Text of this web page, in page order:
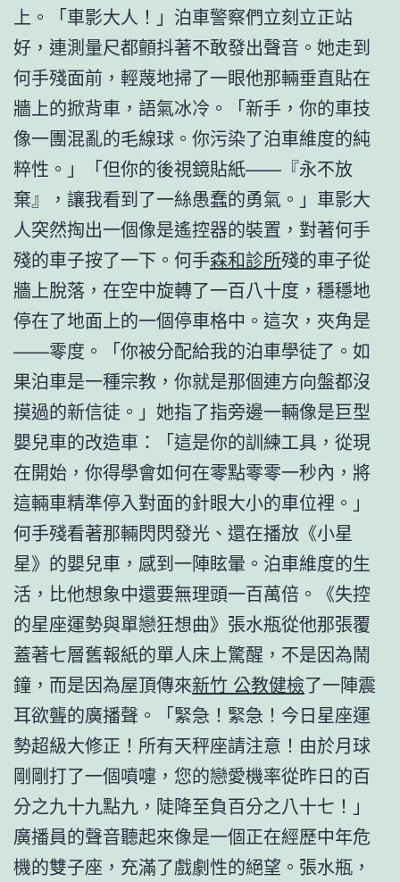
上。「車影大人！」泊車警察們立刻立正站
好，連測量尺都顫抖著不敢發出聲音。她走到
何手殘面前，輕蔑地掃了一眼他那輛垂直貼在
牆上的掀背車，語氣冰冷。「新手，你的車技
像一團混亂的毛線球。你污染了泊車維度的純
粹性。」「但你的後視鏡貼紙——『永不放
棄』，讓我看到了一絲愚蠢的勇氣。」車影大
人突然掏出一個像是遙控器的裝置，對著何手
殘的車子按了一下。何手森和診所殘的車子從
牆上脫落，在空中旋轉了一百八十度，穩穩地
停在了地面上的一個停車格中。這次，夾角是
——零度。「你被分配給我的泊車學徒了。如
果泊車是一種宗教，你就是那個連方向盤都沒
摸過的新信徒。」她指了指旁邊一輛像是巨型
嬰兒車的改造車：「這是你的訓練工具，從現
在開始，你得學會如何在零點零零一秒內，將
這輛車精準停入對面的針眼大小的車位裡。」
何手殘看著那輛閃閃發光、還在播放《小星
星》的嬰兒車，感到一陣眩暈。泊車維度的生
活，比他想象中還要無理頭一百萬倍。《失控
的星座運勢與單戀狂想曲》張水瓶從他那張覆
蓋著七層舊報紙的單人床上驚醒，不是因為鬧
鐘，而是因為屋頂傳來新竹 公教健檢了一陣震
耳欲聾的廣播聲。「緊急！緊急！今日星座運
勢超級大修正！所有天秤座請注意！由於月球
剛剛打了一個噴嚏，您的戀愛機率從昨日的百
分之九十九點九，陡降至負百分之八十七！」
廣播員的聲音聽起來像是一個正在經歷中年危
機的雙子座，充滿了戲劇性的絕望。張水瓶，